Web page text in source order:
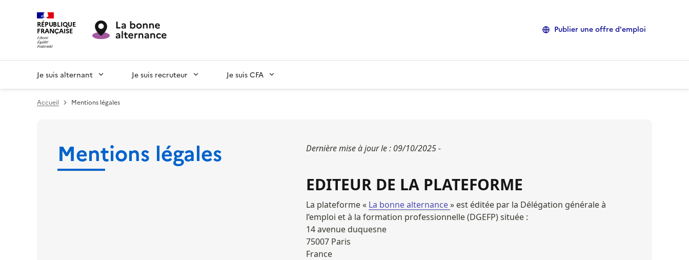
RÉPUBLIQUE
FRANÇAISE Publier une offre d'emploi
Je suis alternant Je suis recruteur Je suis CFA
Accueil Mentions légales
Mentions légales Dernière mise à jour le : 09/10/2025 -
EDITEUR DE LA PLATEFORME
La plateforme « La bonne alternance » est éditée par la Délégation générale à
l’emploi et à la formation professionnelle (DGEFP) située :
14 avenue duquesne
75007 Paris
France